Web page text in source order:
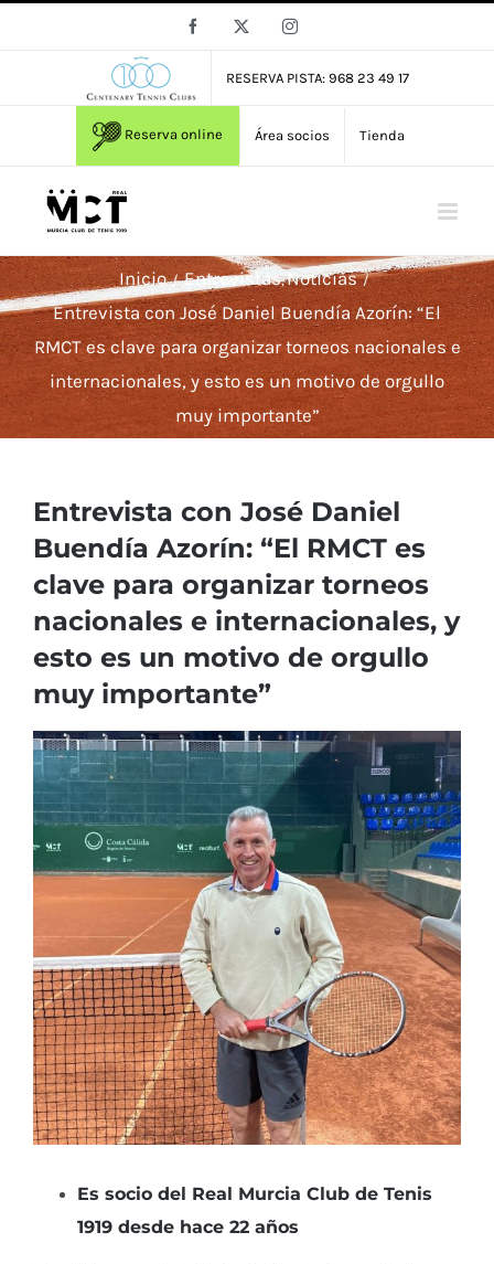
Facebook Instagram
RESERVA PISTA: 968 23 49 17
Reserva online Área socios Tienda
Inicio Entrevistas Noticias
Entrevista con José Daniel Buendía Azorín: “El
RMCT es clave para organizar torneos nacionales e
internacionales, y esto es un motivo de orgullo
muy importante”
Entrevista con José Daniel
Buendía Azorín: “El RMCT es
clave para organizar torneos
nacionales e internacionales, y
esto es un motivo de orgullo
muy importante”
Ver
imagen
más
grande
Es socio del Real Murcia Club de Tenis
1919 desde hace 22 años